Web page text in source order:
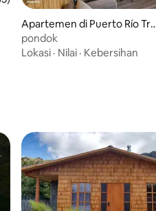
Apartemen di Puerto Río Tra
nquilo
pondok
Lokasi · Nilai · Kebersihan